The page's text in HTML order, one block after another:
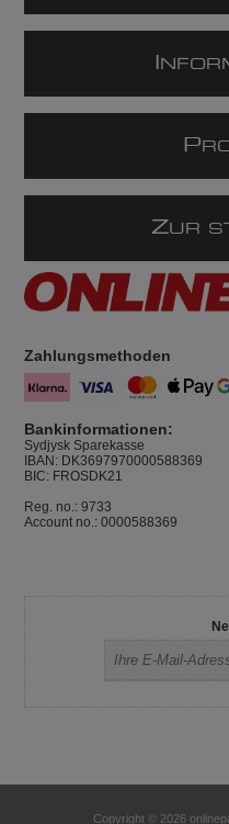
P
ZUR
Zahlungsmethoden
Bankinformationen:
Sydjysk Sparekasse
IBAN: DK3697970000588369
BIC: FROSDK21
Reg. no.: 9733
Account no.: 0000588369
Copyright © 2026